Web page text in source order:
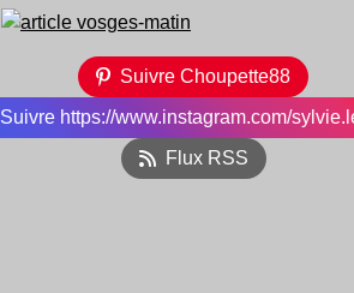
Suivre Choupette88
Suivre https://www.instagram.com/
Flux RSS